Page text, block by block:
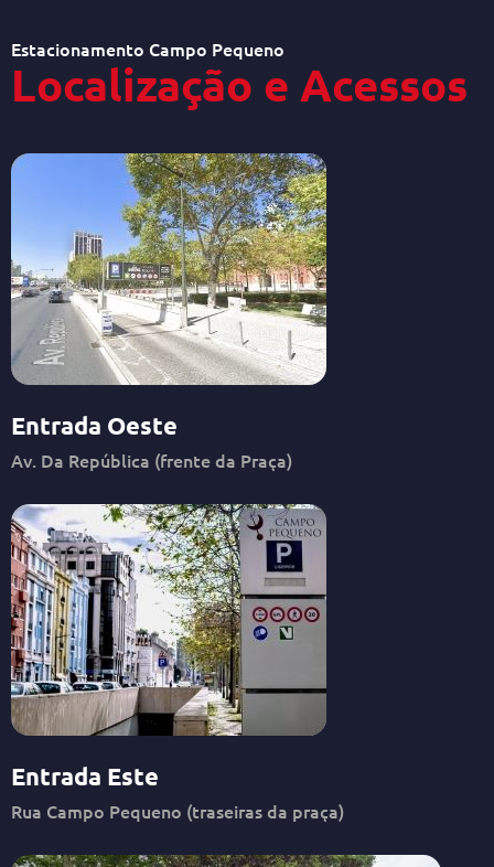
Estacionamento Campo Pequeno
Localização e Acessos
Entrada Oeste
Av. Da República (frente da Praça)
Entrada Este
Rua Campo Pequeno (traseiras da praça)